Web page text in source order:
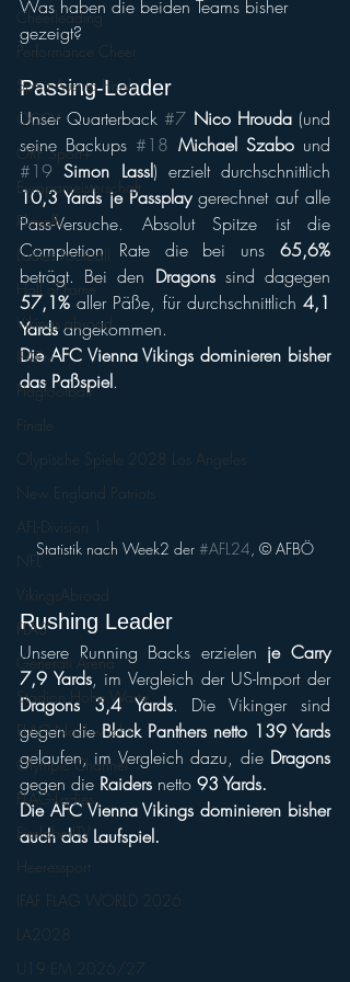
Cheerleading
Performance Cheer
Sport Austria Finals
ÖCCV
ORF Sport+
Europameisterschaft
Playoffs
Ladies Football
Hall of Fame
Vikings abroad
IFAF.tv
Flagfootball
Finale
Olypische Spiele 2028 Los Angeles
New England Patriots
AFL-Division 1
NFL
VikingsAbroad
FLA3
Generali Arena
Stadion Hohe Warte
FLAG-Nachwuchs
Olympic Channel
FLAG-Ladies
EierlaberlTV
Heeressport
IFAF FLAG WORLD 2026
LA2028
U19 EM 2026/27
Was haben die beiden Teams bisher
gezeigt?
Passing-Leader
Unser Quarterback #7 Nico Hrouda (und
seine Backups #18 Michael Szabo
#19 Simon Lassl
10,3 Yards je Passplay gerechnet auf alle
Pass-Versuche. Absolut Spitze ist die
Completion Rate die bei uns 65,6%
beträgt. Bei den Dragons
57,1% aller Päße, für durchschnittlich 4,1
Yards angekommen.
Die AFC Vienna Vikings dominieren bisher
das Paßspiel.
Statistik nach Week2 der #AFL24, © AFBÖ
Rushing Leader
Unsere Running Backs erzielen je Carry
7,9 Yards
, im Vergleich der US-Import der
Dragons 3,4 Yards. Die Vikinger sind
gegen die Black Panthers netto 139 Yards
gelaufen, im Vergleich dazu, die Dragons
gegen die Raiders netto 93 Yards.
Die AFC Vienna Vikings dominieren bisher
auch das Laufspiel.